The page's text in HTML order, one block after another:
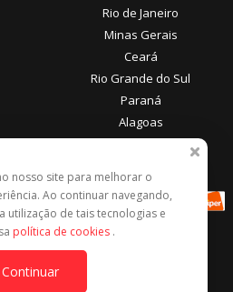
Rio de Janeiro
Minas Gerais
Ceará
Rio Grande do Sul
Paraná
Alagoas
Formas de Pagamento
nosso site para melhorar o
Ao continuar navegando,
utilização de tais tecnologias e
política de cookies .
Continuar